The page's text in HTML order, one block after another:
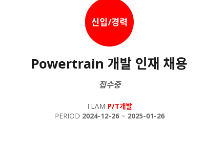
신입/경력
Powertrain 개발 인재 채용
접수중
TEAM P/T개발
PERIOD 2024-12-26~ 2025-01-26